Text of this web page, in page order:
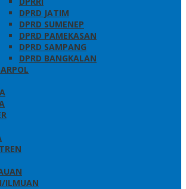
DPRD JATIM
DPRD SUMENEP
DPRD PAMEKASAN
DPRD SAMPANG
DPRD BANGKALAN
ILMUAN